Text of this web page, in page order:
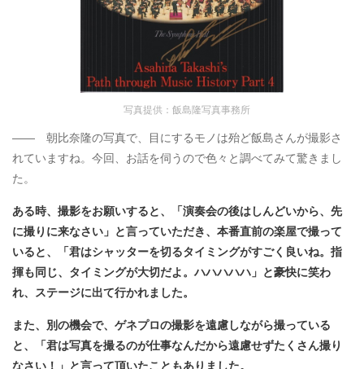
写真提供：飯島隆写真事務所
―― 朝比奈隆の写真で、目にするモノは殆ど飯島さんが撮影さ
れていますね。今回、お話を伺うので色々と調べてみて驚きまし
た。
ある時、撮影をお願いすると、「演奏会の後はしんどいから、先
に撮りに来なさい」と言っていただき、本番直前の楽屋で撮って
いると、「君はシャッターを切るタイミングがすごく良いね。指
揮も同じ、タイミングが大切だよ。ハハハハハ」と豪快に笑わ
れ、ステージに出て行かれました。
また、別の機会で、ゲネプロの撮影を遠慮しながら撮っている
と、「君は写真を撮るのが仕事なんだから遠慮せずたくさん撮り
なさい！」と言って頂いたこともありました。